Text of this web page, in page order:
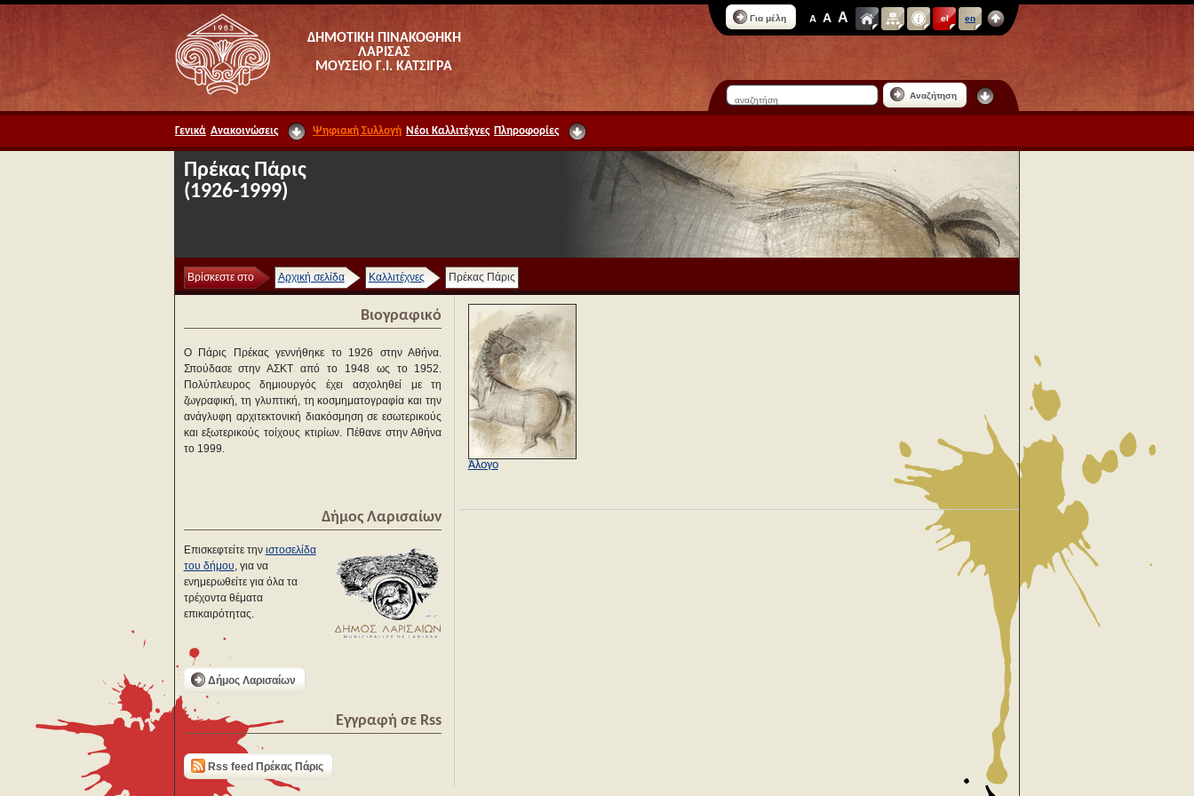
ΔΗΜΟΤΙΚΗ ΠΙΝΑΚΟΘΗΚΗ
ΛΑΡΙΣΑΣ
ΜΟΥΣΕΙΟ Γ.Ι. ΚΑΤΣΙΓΡΑ
Για μέλη A A A el en
Αναζήτηση
Γενικά Ανακοινώσεις Ψηφιακή Συλλογή Νέοι Καλλιτέχνες Πληροφορίες
Πρέκας Πάρις
(1926-1999)
Βρίσκεστε στο Αρχική σελίδα Καλλιτέχνες Πρέκας Πάρις
Βιογραφικό
Ο Πάρις Πρέκας γεννήθηκε το 1926 στην Αθήνα.
Σπούδασε στην ΑΣΚΤ από το 1948 ως το 1952.
Πολύπλευρος δημιουργός έχει ασχοληθεί με τη
ζωγραφική, τη γλυπτική, τη κοσμηματογραφία και την
ανάγλυφη αρχιτεκτονική διακόσμηση σε εσωτερικούς
και εξωτερικούς τοίχους κτιρίων. Πέθανε στην Αθήνα
το 1999.
Δήμος Λαρισαίων
Επισκεφτείτε την ιστοσελίδα
του δήμου, για να
ενημερωθείτε για όλα τα
τρέχοντα θέματα
επικαιρότητας.
Δήμος Λαρισαίων
Εγγραφή σε Rss
Rss feed Πρέκας Πάρις
Άλογο